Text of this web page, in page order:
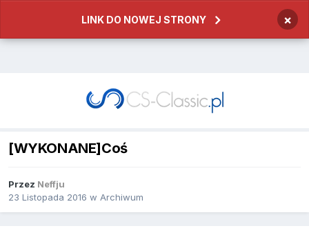
LINK DO NOWEJ STRONY ×
[WYKONANE]Coś
Przez Neffju
23 Listopada 2016 w Archiwum